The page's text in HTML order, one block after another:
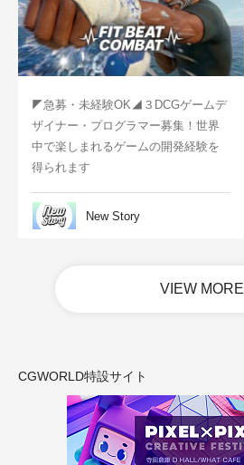
◤急募・未経験OK◢３DCGゲームデ
ザイナー・プログラマー募集！世界
中で楽しまれるゲームの開発経験を
得られます
New Story
VIEW MORE
CGWORLD特設サイト